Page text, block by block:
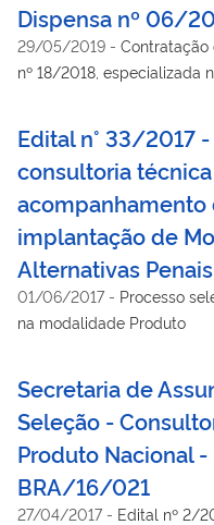
Imagem, Conteúdo
Ambientes Digitais e
suprir as necessidades do
e estimativas,
no art. 24, inciso XI, da Lei
Dispensa nº 06/
29/05/2019 - Contratação
nº 18/2018, especializada
Imagem, Conteúdo
Ambientes Digitais e
suprir as necessidades do
Pública - MJSP, conforme
e estimativas,
no art. 24, inciso XI, da Lei
Edital n° 33/2017
consultoria
implantação de
Alternativas Penais
01/06/2017 - Processo
na modalidade Produto
Secretaria de
Seleção -
Produto Nacional -
BRA/16/021
27/04/2017 - Edital nº 2/